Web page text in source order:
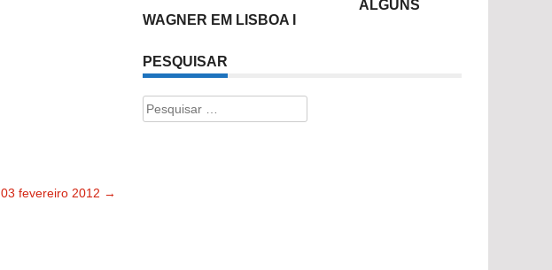
03 fevereiro 2012 →
ALGUNS
WAGNER EM LISBOA I
PESQUISAR
Pesquisar
por: